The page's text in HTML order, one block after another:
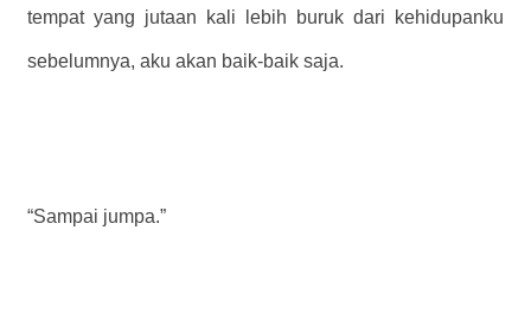
tempat yang jutaan kali lebih buruk dari kehidupanku
sebelumnya, aku akan baik-baik saja.
“Sampai jumpa.”